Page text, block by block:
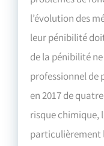
l’évolution des
leur pénibilité
de la pénibilité
professionnel de
en 2017 de
risque chimique,
particulièrement